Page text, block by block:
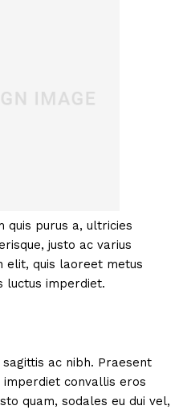
quis purus a, ultricies
justo ac varius
elit, quis laoreet metus
luctus imperdiet.
ac nibh. Praesent
convallis eros
quam, sodales eu dui vel,